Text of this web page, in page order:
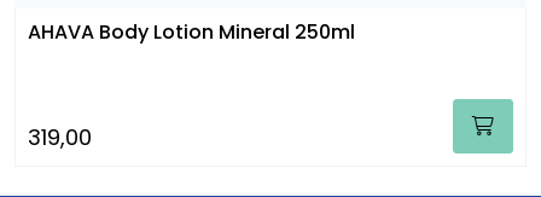
AHAVA Body Lotion Mineral 250ml
319,00